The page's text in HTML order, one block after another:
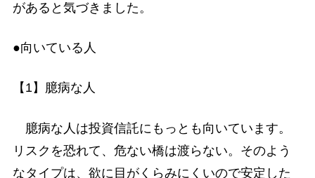
があると気づきました。
●向いている人
【1】臆病な人
臆病な人は投資信託にもっとも向いています。
リスクを恐れて、危ない橋は渡らない。そのよう
なタイプは、欲に目がくらみにくいので安定した